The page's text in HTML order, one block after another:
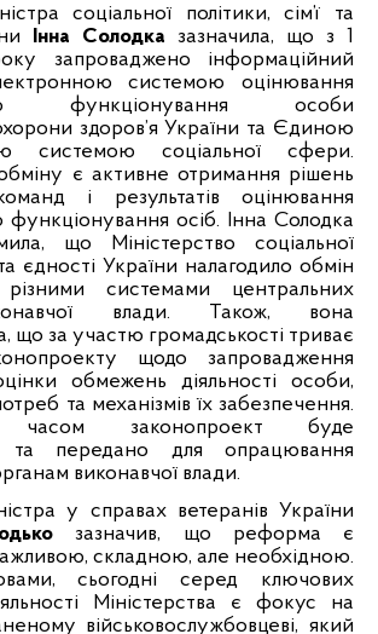
соціальної політики, сім’ї та
Інна Солодка зазначила, що з 1
запроваджено інформаційний
системою оцінювання
функціонування особи
здоров’я України та Єдиною
системою соціальної сфери.
є активне отримання рішень
і результатів оцінювання
функціонування осіб. Інна Солодка
що
Міністерство соціальної
та єдності України налагодило обмін
системами центральних
влади. Також, вона
що за участю громадськості триває
щодо запровадження
обмежень діяльності особи,
та механізмів їх забезпечення.
часом законопроект буде
та передано для опрацювання
виконавчої влади.
у справах ветеранів України
зазначив, що реформа є
складною, але необхідною.
сьогодні серед ключових
Міністерства є фокус на
військовослужбовцеві, який